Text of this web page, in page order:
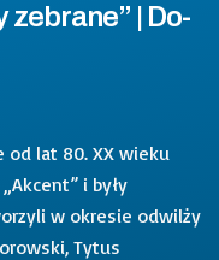
zebrane” | Do-
od lat 80. XX wieku
i były
w okresie odwilży
Tytus